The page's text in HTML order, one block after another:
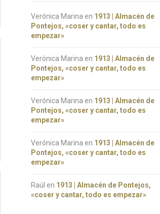
Verónica Marina en 1913 | Almacén de
Pontejos, «coser y cantar, todo es
empezar»
Verónica Marina en 1913 | Almacén de
Pontejos, «coser y cantar, todo es
empezar»
Verónica Marina en 1913 | Almacén de
Pontejos, «coser y cantar, todo es
empezar»
Verónica Marina en 1913 | Almacén de
Pontejos, «coser y cantar, todo es
empezar»
Raúl en 1913 | Almacén de Pontejos,
«coser y cantar, todo es empezar»